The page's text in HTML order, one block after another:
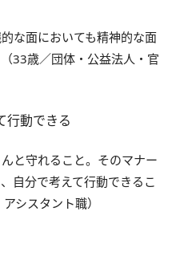
な面においても精神的な面
33歳／団体・公益法人・官
行動できる
と守れること。そのマナー
自分で考えて行動できるこ
シスタント職）